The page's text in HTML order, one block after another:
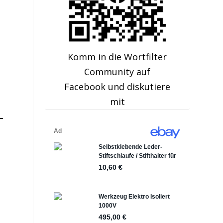
Komm in die Wortfilter
Community auf
Facebook und diskutiere
mit